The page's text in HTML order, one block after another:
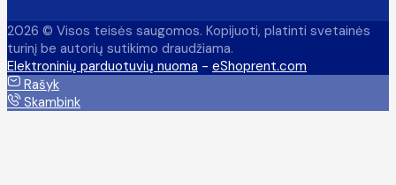
2026 © Visos teisės saugomos. Kopijuoti, platinti svetainės
turinį be autorių sutikimo draudžiama.
Elektroninių parduotuvių nuoma - eShoprent.com
Rašyk
Skambink